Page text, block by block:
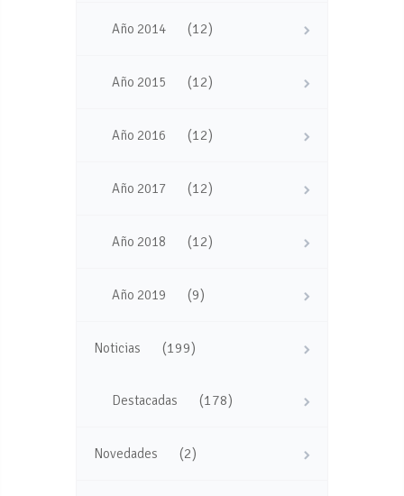
Año 2014 (12)
Año 2015 (12)
Año 2016 (12)
Año 2017 (12)
Año 2018 (12)
Año 2019 (9)
Noticias (199)
Destacadas (178)
Novedades (2)